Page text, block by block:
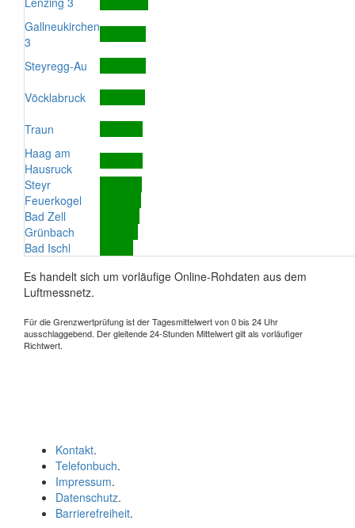
Gallneukirchen
3
Steyregg-Au
Vöcklabruck
Traun
Haag am
Hausruck
Steyr
Feuerkogel
Bad Zell
Grünbach
Bad Ischl
Es handelt sich um vorläufige Online-Rohdaten aus dem
Luftmessnetz.
Für die Grenzwertprüfung ist der Tagesmittelwert von 0 bis 24 Uhr
ausschlaggebend. Der gleitende 24-Stunden Mittelwert gilt als vorläufiger
Richtwert.
Kontakt.
Telefonbuch.
Impressum.
Datenschutz.
Barrierefreiheit.